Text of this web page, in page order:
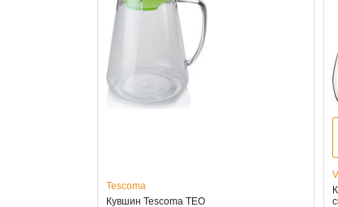
Tescoma
Кувшин Tescoma TEO